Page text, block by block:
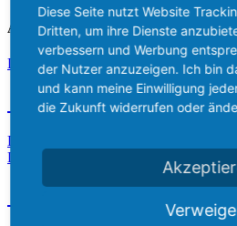
Aktuelle Lieferzeit
Das aktuelle Lieferdatum des Amazon
09.08.2026
Das aktuelle Lieferdatum des Amazon
Deutschland ist
Diese Seite nutzt Website
Dritten, um ihre Dienste
verbessern und Werbung
der Nutzer anzuzeigen. Ich bin
und kann meine Einwilligung
die Zukunft widerrufen oder